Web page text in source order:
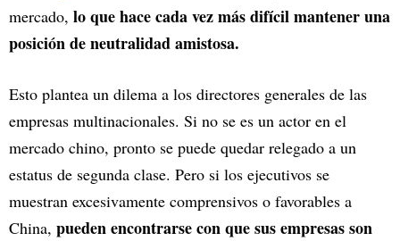
mercado, lo que hace cada vez más difícil mantener una
posición de neutralidad amistosa.
Esto plantea un dilema a los directores generales de las
empresas multinacionales. Si no se es un actor en el
mercado chino, pronto se puede quedar relegado a un
estatus de segunda clase. Pero si los ejecutivos se
muestran excesivamente comprensivos o favorables a
China, pueden encontrarse con que sus empresas son